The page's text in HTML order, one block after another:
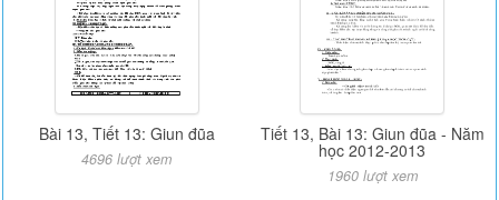
Bài 13, Tiết 13: Giun đũa
4696 lượt xem
Tiết 13, Bài 13: Giun đũa - Năm
học 2012-2013
1960 lượt xem